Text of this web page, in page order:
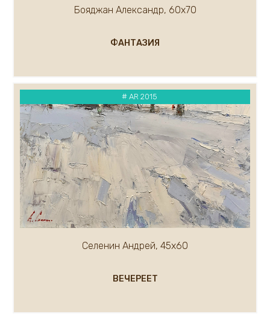
Бояджан Александр, 60х70
ФАНТАЗИЯ
# AR 2015
Селенин Андрей, 45х60
ВЕЧЕРЕЕТ